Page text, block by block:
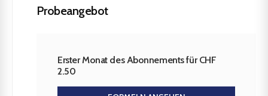
Probeangebot
Erster Monat des Abonnements für CHF
2.50